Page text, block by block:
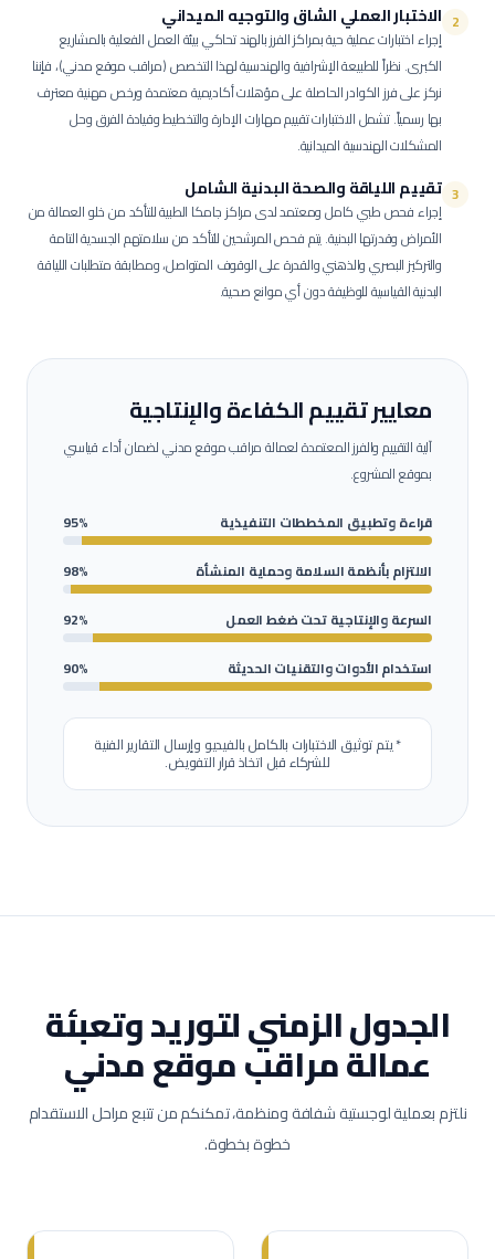
2 الاختبار العملي الشاق والتوجيه الميداني
إجراء اختبارات عملية حية بمراكز الفرز بالهند تحاكي بيئة العمل الفعلية بالمشاريع
الكبرى. نظراً للطبيعة الإشرافية والهندسية لهذا التخصص (مراقب موقع مدني)، فإننا
نركز على فرز الكوادر الحاصلة على مؤهلات أكاديمية معتمدة ورخص مهنية معترف
بها رسمياً. تشمل الاختبارات تقييم مهارات الإدارة والتخطيط وقيادة الفرق وحل
المشكلات الهندسية الميدانية.
3 تقييم اللياقة والصحة البدنية الشامل
إجراء فحص طبي كامل ومعتمد لدى مراكز جامكا الطبية للتأكد من خلو العمالة من
الأمراض وقدرتها البدنية.يتم فحص المرشحين للتأكد من سلامتهم الجسدية التامة
والتركيز البصري والذهني والقدرة على الوقوف المتواصل، ومطابقة متطلبات اللياقة
البدنية القياسية للوظيفة دون أي موانع صحية.
معايير تقييم الكفاءة والإنتاجية
آلية التقييم والفرز المعتمدة لعمالةمراقب موقع مدنيلضمان أداء قياسي
بموقع المشروع.
قراءة وتطبيق المخططات التنفيذية
95%
الالتزام بأنظمة السلامة وحماية المنشأة
98%
السرعة والإنتاجية تحت ضغط العمل
92%
استخدام الأدوات والتقنيات الحديثة
90%
* يتم توثيق الاختبارات بالكامل بالفيديو وإرسال التقارير الفنية
للشركاء قبل اتخاذ قرار التفويض.
الجدول الزمني لتوريد وتعبئة
عمالةمراقب موقع مدني
نلتزم بعملية لوجستية شفافة ومنظمة، تمكنكم من تتبع مراحل الاستقدام
خطوة بخطوة.